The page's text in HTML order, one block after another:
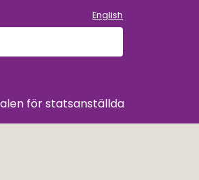
English
för statsanställda